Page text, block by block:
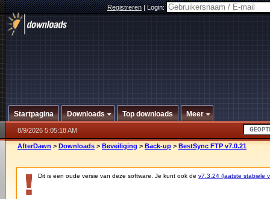
Registreren|Login:
Startpagina Downloads Top downloads Meer
8/9/2026 5:05:18 AM
AfterDawn > Downloads > Beveiliging > Back-up > BestSync FTP v7.0.21
Dit is een oude versie van deze software. Je kunt ook de v7.3.24 (laatste stabiele